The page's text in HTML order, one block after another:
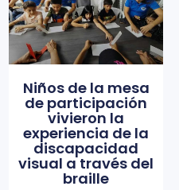
Niños de la mesa
de participación
vivieron la
experiencia de la
discapacidad
visual a través del
braille